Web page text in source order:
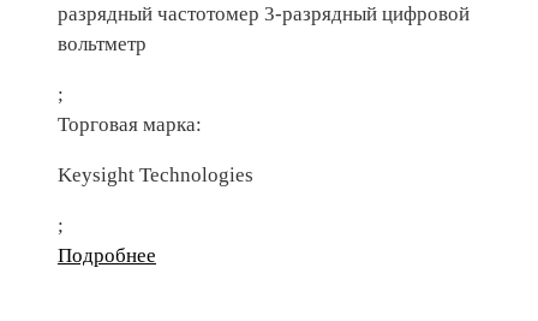
разрядный частотомер 3-разрядный цифровой
вольтметр
;
Торговая марка:
Keysight Technologies
;
Подробнее